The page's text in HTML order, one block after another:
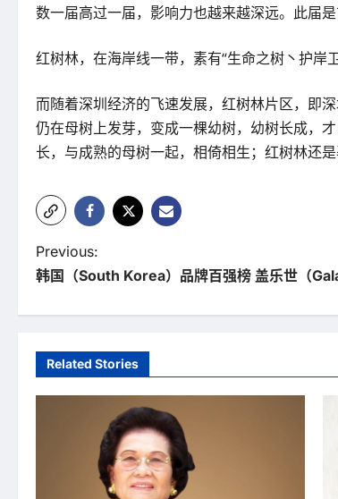
数一届高过一届，影响力也越来越深远。此届
红树林，在海岸线一带，素有“生命之树丶护岸
而随着深圳经济的飞速发展，红树林片区，即
仍在母树上发芽，变成一棵幼树，幼树长成，
长，与成熟的母树一起，相倚相生；红树林还
P
o
s
t
n
Previous:
韩国（South Korea）品牌百强榜 盖乐世（
Related Stories